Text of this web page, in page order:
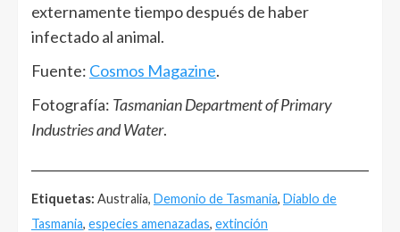
externamente tiempo después de haber
infectado al animal.
Fuente: Cosmos Magazine.
Fotografía: Tasmanian Department of Primary
Industries and Water.
Etiquetas: Australia, Demonio de Tasmania, Diablo de
Tasmania, especies amenazadas, extinción